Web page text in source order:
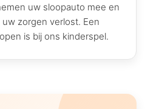
uw sloopauto mee en
uw zorgen verlost. Een
is bij ons kinderspel.